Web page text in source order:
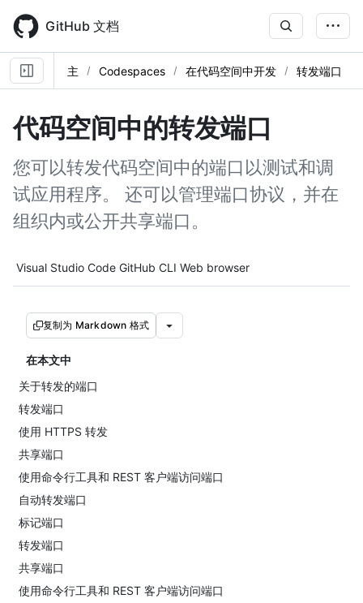
main
content
GitHub 文档
主 Codespaces 在代码空间中开发 转发端口
代码空间中的转发端口
您可以转发代码空间中的端口以测试和调
试应用程序。 还可以管理端口协议，并在
组织内或公开共享端口。
Tool navigation
Visual Studio Code GitHub CLI Web browser
复制为 Markdown 格式
在本文中
关于转发的端口
转发端口
使用 HTTPS 转发
共享端口
使用命令行工具和 REST 客户端访问端口
自动转发端口
标记端口
转发端口
共享端口
使用命令行工具和 REST 客户端访问端口